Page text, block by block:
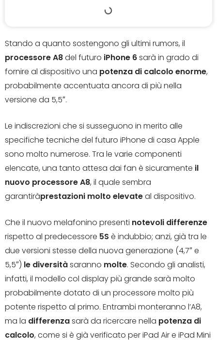
Stando a quanto sostengono gli ultimi rumors, il
processore A8del futuro iPhone 6sarà in grado di
fornire al dispositivo una potenza di calcolo enorme,
probabilmente accentuata ancora di più nella
versione da 5,5″.
Le indiscrezioni che si susseguono in merito alle
specifiche tecniche del futuro iPhone di casa Apple
sono molto numerose. Tra le varie componenti
elencate, una tanto attesa dai fan è sicuramente il
nuovo processore A8, il quale sembra
garantiràprestazioni molto elevateal dispositivo.
Che il nuovo melafonino presenti notevoli differenze
rispetto al predecessore 5S è indubbio; anzi, già tra le
due versioni stesse della nuova generazione (4,7″ e
5,5″) le diversitàsaranno molte. Secondo gli analisti,
infatti, il modello col display più grande sarà molto
probabilmente dotato di un processore molto più
potente rispetto al primo. Entrambi monteranno l’A8,
ma la differenzasarà da ricercare nella potenza di
calcolo, come si è già verificato per iPad Air e iPad Mini